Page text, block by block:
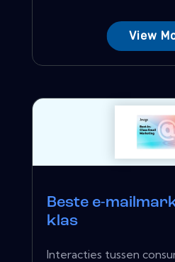
View
Beste e-
klas
Interacties tussen